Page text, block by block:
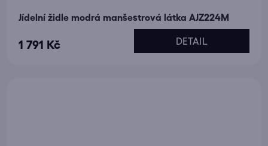
Jídelní židle modrá manšestrová látka AJZ224M
1 791 Kč DETAIL